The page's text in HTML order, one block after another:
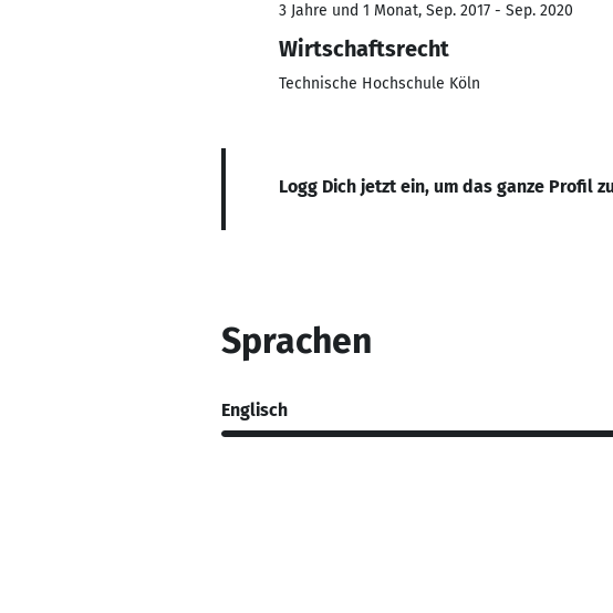
3 Jahre und 1 Monat, Sep. 2017 - Sep. 2020
Wirtschaftsrecht
Technische Hochschule Köln
Logg Dich jetzt ein, um das ganze Profil
Sprachen
Englisch